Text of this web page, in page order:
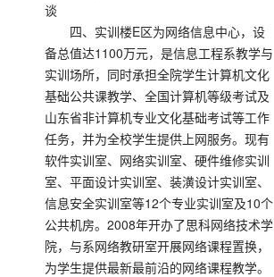
谈
四、实训楼E区为网络信息中心，设
备总值达1100万元，是信息工程系教学与
实训场所，同时承担全院学生计算机文化
基础公共课教学、全国计算机等级考试及
山东省非计算机专业文化基础考试等工作
任务，并为全校学生提供上网服务。现有
软件实训室、网络实训室、硬件维修实训
室、平面设计实训室、装潢设计实训室、
信息安全实训室等12个专业实训室及10个
公共机房。2008年开办了思科网络技术学
院，与系网络教研室开展网络课程置换，
为学生提供最新最前沿的网络课程教学。